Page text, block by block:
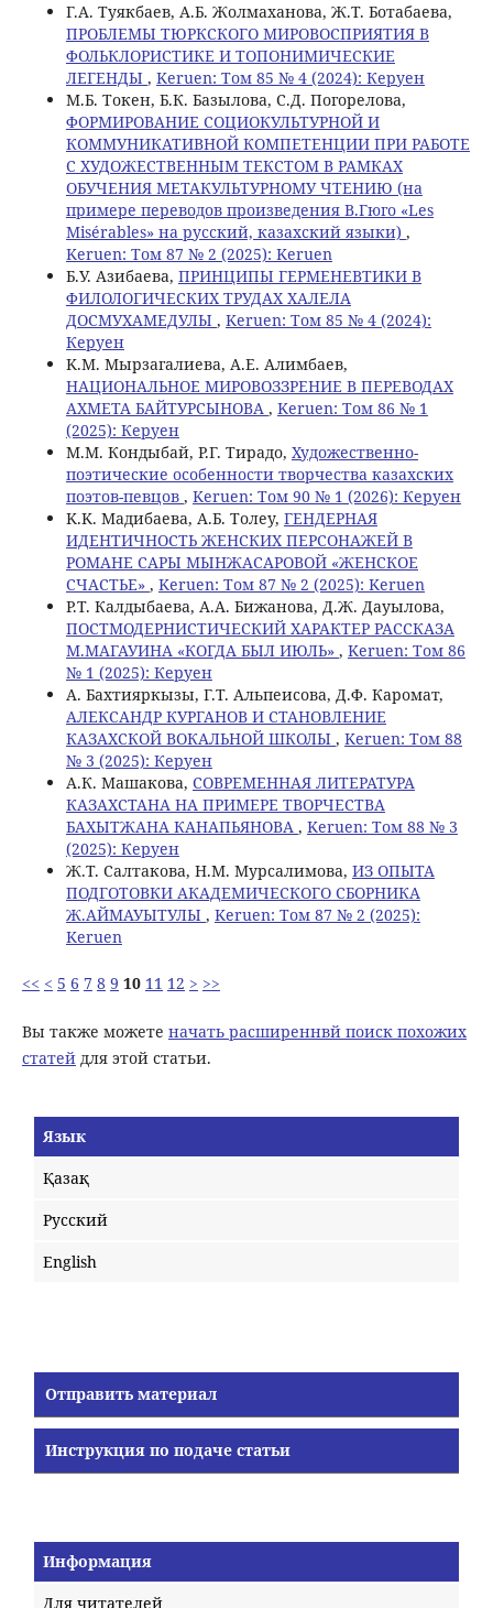
Г.А. Туякбаев, А.Б. Жолмаханова, Ж.Т. Ботабаева,
ПРОБЛЕМЫ ТЮРКСКОГО МИРОВОСПРИЯТИЯ В
ФОЛЬКЛОРИСТИКЕ И ТОПОНИМИЧЕСКИЕ
ЛЕГЕНДЫ , Keruen: Том 85 № 4 (2024): Керуен
M.Б. Токен, Б.К. Базылова, С.Д. Погорелова,
ФОРМИРОВАНИЕ СОЦИОКУЛЬТУРНОЙ И
КОММУНИКАТИВНОЙ КОМПЕТЕНЦИИ ПРИ РАБОТЕ
С ХУДОЖЕСТВЕННЫМ ТЕКСТОМ В РАМКАХ
ОБУЧЕНИЯ МЕТАКУЛЬТУРНОМУ ЧТЕНИЮ (на
примере переводов произведения В.Гюго «Les
Misérables» на русский, казахский языки) ,
Keruen: Том 87 № 2 (2025): Keruen
Б.У. Азибаева, ПРИНЦИПЫ ГЕРМЕНЕВТИКИ В
ФИЛОЛОГИЧЕСКИХ ТРУДАХ ХАЛЕЛА
ДОСМУХАМЕДУЛЫ , Keruen: Том 85 № 4 (2024):
Керуен
K.M. Мырзагалиева, А.Е. Алимбаев,
НАЦИОНАЛЬНОЕ МИРОВОЗЗРЕНИЕ В ПЕРЕВОДАХ
АХМЕТА БАЙТУРСЫНОВА , Keruen: Том 86 № 1
(2025): Керуен
М.М. Кондыбай, Р.Г. Тирадо, Художественно-
поэтические особенности творчества казахских
поэтов-певцов , Keruen: Том 90 № 1 (2026): Керуен
K.K. Мадибаева, А.Б. Тoлеу, ГЕНДЕРНАЯ
ИДЕНТИЧНОСТЬ ЖЕНСКИХ ПЕРСОНАЖЕЙ В
РОМАНЕ САРЫ МЫНЖАСАРОВОЙ «ЖЕНСКОЕ
СЧАСТЬЕ» , Keruen: Том 87 № 2 (2025): Keruen
Р.Т. Калдыбаева, A.A. Бижанова, Д.Ж. Дауылова,
ПОСТМОДЕРНИСТИЧЕСКИЙ ХАРАКТЕР РАССКАЗА
М.МАГАУИНА «КОГДА БЫЛ ИЮЛЬ» , Keruen: Том 86
№ 1 (2025): Керуен
А. Бахтияркызы, Г.Т. Альпеисова, Д.Ф. Каромат,
АЛЕКСАНДР КУРГАНОВ И СТАНОВЛЕНИЕ
КАЗАХСКОЙ ВОКАЛЬНОЙ ШКОЛЫ , Keruen: Том 88
№ 3 (2025): Керуен
A.К. Машакова, СОВРЕМЕННАЯ ЛИТЕРАТУРА
КАЗАХСТАНА НА ПРИМЕРЕ ТВОРЧЕСТВА
БАХЫТЖАНА КАНАПЬЯНОВА , Keruen: Том 88 № 3
(2025): Керуен
Ж.Т. Салтакова, Н.М. Мурсалимова, ИЗ ОПЫТА
ПОДГОТОВКИ АКАДЕМИЧЕСКОГО СБОРНИКА
Ж.АЙМАУЫТУЛЫ , Keruen: Том 87 № 2 (2025):
Keruen
<< < 5 6 7 8 9 10 11 12 > >>
Вы также можете начать расширеннвй поиск похожих
статейдля этой статьи.
Язык
Қазақ
Русский
English
Отправить материал
Инструкция по подаче статьи
Информация
Для читателей